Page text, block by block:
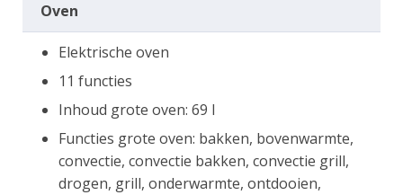
Oven
Elektrische oven
11 functies
Inhoud grote oven: 69 l
Functies grote oven: bakken, bovenwarmte,
convectie, convectie bakken, convectie grill,
drogen, grill, onderwarmte, ontdooien,